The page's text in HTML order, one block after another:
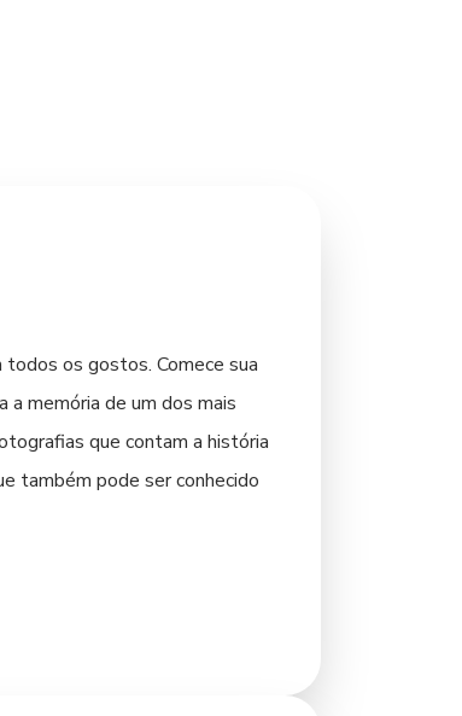
os gostos. Comece sua
memória de um dos mais
que contam a história
também pode ser conhecido
A cidade